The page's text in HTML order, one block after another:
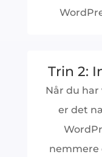
Trin 2:
Når du
er det
nemmere